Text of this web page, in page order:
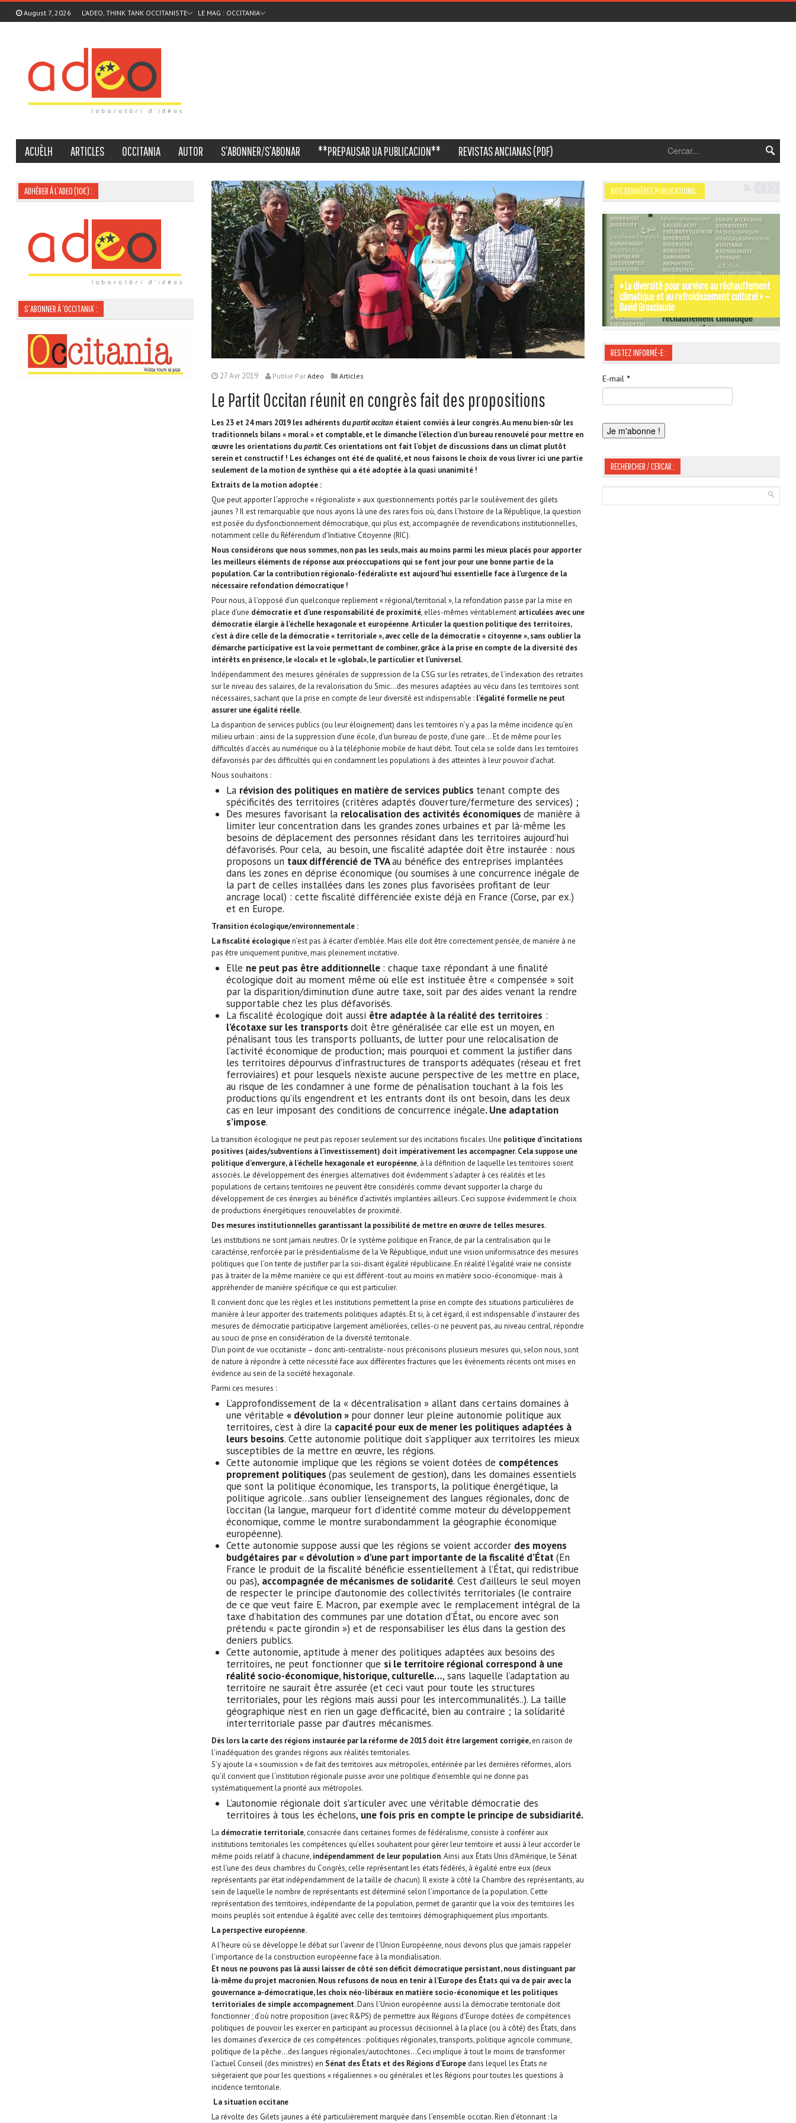
August 7, 2026 L’ADEO, THINK TANK OCCITANISTE LE MAG : OCCITANIA
ACUÈLH ARTICLES OCCITANIA AUTOR S’ABONNER/S’ABONAR **PREPAUSAR UA PUBLICACION** REVISTAS ANCIANAS (PDF)
ADHÉRER À L’ADEO (10€) :
S’ABONNER À ‘OCCITANIA’ :
27 Avr 2019 Publié Par Adeo Articles
Le Partit Occitan réunit en congrès fait des propositions
Les 23 et 24 mars 2019 les adhérents dupartit occitan étaient conviés à leur congrès. Au menu bien-sûr les
traditionnels bilans « moral » et comptable, et le dimanche l’élection d’un bureau renouvelé pour mettre en
œuvre les orientations dupartit. Ces orientations ont fait l’objet de discussions dans un climat plutôt
serein et constructif ! Les échanges ont été de qualité, et nous faisons le choix de vous livrer ici une partie
seulement de la motion de synthèse qui a été adoptée à la quasi unanimité !
Extraits de la motion adoptée :
Que peut apporter l’approche « régionaliste » aux questionnements portés par le soulèvement des gilets
jaunes ? Il est remarquable que nous ayons là une des rares fois où, dans l’histoire de la République, la question
est posée du dysfonctionnement démocratique, qui plus est, accompagnée de revendications institutionnelles,
notamment celle du Référendum d’Initiative Citoyenne (RIC).
Nous considérons que nous sommes, non pas les seuls, mais au moins parmi les mieux placés pour apporter
les meilleurs éléments de réponse aux préoccupations qui se font jour pour une bonne partie de la
population. Car la contribution régionalo-fédéraliste est aujourd’hui essentielle face à l’urgence de la
nécessaire refondation démocratique !
Pour nous, à l’opposé d’un quelconque repliement « régional/territorial », la refondation passe par la mise en
place d’une démocratie et d’une responsabilité de proximité, elles-mêmes véritablement articulées avec une
démocratie élargie à l’échelle hexagonale et européenne.Articuler la question politique des territoires,
c’est à dire celle de la démocratie « territoriale », avec celle de la démocratie « citoyenne », sans oublier la
démarche participative est la voie permettant de combiner, grâce à la prise en compte de la diversité des
intérêts en présence, le «local» et le «global», le particulier et l’universel.
Indépendamment des mesures générales de suppression de la CSG sur les retraites, de l’indexation des retraites
sur le niveau des salaires, de la revalorisation du Smic…des mesures adaptées au vécu dans les territoires sont
nécessaires, sachant que la prise en compte de leur diversité est indispensable : l’égalité formelle ne peut
assurer une égalité réelle.
La disparition de services publics (ou leur éloignement) dans les territoires n’y a pas la même incidence qu’en
milieu urbain : ainsi de la suppression d’une école, d’un bureau de poste, d’une gare… Et de même pour les
difficultés d’accès au numérique ou à la téléphonie mobile de haut débit. Tout cela se solde dans les territoires
défavorisés par des difficultés qui en condamnent les populations à des atteintes à leur pouvoir d’achat.
Nous souhaitons :
La révision des politiques en matière de services publics tenant compte des
spécificités des territoires (critères adaptés d’ouverture/fermeture des services) ;
Des mesures favorisant la relocalisation des activités économiques de manière à
limiter leur concentration dans les grandes zones urbaines et par là-même les
besoins de déplacement des personnes résidant dans les territoires aujourd’hui
défavorisés. Pour cela, au besoin, une fiscalité adaptée doit être instaurée : nous
proposons un taux différencié de TVAau bénéfice des entreprises implantées
dans les zones en déprise économique (ou soumises à une concurrence inégale de
la part de celles installées dans les zones plus favorisées profitant de leur
ancrage local) : cette fiscalité différenciée existe déjà en France (Corse, par ex.)
et en Europe.
Transition écologique/environnementale :
La fiscalité écologiquen’est pas à écarter d’emblée. Mais elle doit être correctement pensée, de manière à ne
pas être uniquement punitive, mais pleinement incitative.
Elle ne peut pas être additionnelle : chaque taxe répondant à une finalité
écologique doit au moment même où elle est instituée être « compensée » soit
par la disparition/diminution d’une autre taxe, soit par des aides venant la rendre
supportable chez les plus défavorisés.
La fiscalité écologique doit aussi être adaptée à la réalité des territoires :
l’écotaxe sur les transports doit être généralisée car elle est un moyen, en
pénalisant tous les transports polluants, de lutter pour une relocalisation de
l’activité économique de production; mais pourquoi et comment la justifier dans
les territoires dépourvus d’infrastructures de transports adéquates (réseau et fret
ferroviaires) et pour lesquels n’existe aucune perspective de les mettre en place,
au risque de les condamner à une forme de pénalisation touchant à la fois les
productions qu’ils engendrent et les entrants dont ils ont besoin, dans les deux
cas en leur imposant des conditions de concurrence inégale. Une adaptation
s’impose.
La transition écologique ne peut pas reposer seulement sur des incitations fiscales. Une politique d’incitations
positives (aides/subventions à l’investissement) doit impérativement les accompagner. Cela suppose une
politique d’envergure, à l’échelle hexagonale et européenne, à la définition de laquelle les territoires soient
associés. Le développement des énergies alternatives doit évidemment s’adapter à ces réalités et les
populations de certains territoires ne peuvent être considérés comme devant supporter la charge du
développement de ces énergies au bénéfice d’activités implantées ailleurs. Ceci suppose évidemment le choix
de productions énergétiques renouvelables de proximité.
Des mesures institutionnelles garantissant la possibilité de mettre en œuvre de telles mesures.
Les institutions ne sont jamais neutres. Or le système politique en France, de par la centralisation qui le
caractérise, renforcée par le présidentialisme de la Ve République, induit une vision uniformisatrice des mesures
politiques que l’on tente de justifier par la soi-disant égalité républicaine. En réalité l’égalité vraie ne consiste
pas à traiter de la même manière ce qui est différent -tout au moins en matière socio-économique- mais à
appréhender de manière spécifique ce qui est particulier.
Il convient donc que les règles et les institutions permettent la prise en compte des situations particulières de
manière à leur apporter des traitements politiques adaptés. Et si, à cet égard, il est indispensable d’instaurer des
mesures de démocratie participative largement améliorées, celles-ci ne peuvent pas, au niveau central, répondre
au souci de prise en considération de la diversité territoriale.
D’un point de vue occitaniste – donc anti-centraliste- nous préconisons plusieurs mesures qui, selon nous, sont
de nature à répondre à cette nécessité face aux différentes fractures que les évènements récents ont mises en
évidence au sein de la société hexagonale.
Parmi ces mesures :
L’approfondissement de la « décentralisation » allant dans certains domaines à
une véritable « dévolution » pour donner leur pleine autonomie politique aux
territoires, c’est à dire la capacité pour eux de mener les politiques adaptées à
leurs besoins. Cette autonomie politique doit s’appliquer aux territoires les mieux
susceptibles de la mettre en œuvre, les régions.
Cette autonomie implique que les régions se voient dotées de compétences
proprement politiques (pas seulement de gestion), dans les domaines essentiels
que sont la politique économique, les transports, la politique énergétique, la
politique agricole…sans oublier l’enseignement des langues régionales, donc de
l’occitan (la langue, marqueur fort d’identité comme moteur du développement
économique, comme le montre surabondamment la géographie économique
européenne).
Cette autonomie suppose aussi que les régions se voient accorder des moyens
budgétaires par « dévolution » d’une part importante de la fiscalité d’État(En
France le produit de la fiscalité bénéficie essentiellement à l’État, qui redistribue
ou pas), accompagnée de mécanismes de solidarité. C’est d’ailleurs le seul moyen
de respecter le principe d’autonomie des collectivités territoriales (le contraire
de ce que veut faire E. Macron, par exemple avec le remplacement intégral de la
taxe d’habitation des communes par une dotation d’État, ou encore avec son
prétendu « pacte girondin ») et de responsabiliser les élus dans la gestion des
deniers publics.
Cette autonomie, aptitude à mener des politiques adaptées aux besoins des
territoires, ne peut fonctionner que si le territoire régional correspond à une
réalité socio-économique, historique, culturelle…, sans laquelle l’adaptation au
territoire ne saurait être assurée (et ceci vaut pour toute les structures
territoriales, pour les régions mais aussi pour les intercommunalités..). La taille
géographique n’est en rien un gage d’efficacité, bien au contraire ; la solidarité
interterritoriale passe par d’autres mécanismes.
Dès lors la carte des régions instaurée par la réforme de 2015 doit être largement corrigée,en raison de
l’inadéquation des grandes régions aux réalités territoriales.
S’y ajoute la « soumission » de fait des territoires aux métropoles, entérinée par les dernières réformes, alors
qu’il convient que l’institution régionale puisse avoir une politique d’ensemble qui ne donne pas
systématiquement la priorité aux métropoles.
L’autonomie régionale doit s’articuler avec une véritable démocratie des
territoires à tous les échelons, une fois pris en compte le principe de subsidiarité.
La démocratie territoriale, consacrée dans certaines formes de fédéralisme, consiste à conférer aux
institutions territoriales les compétences qu’elles souhaitent pour gérer leur territoire et aussi à leur accorder le
même poids relatif à chacune, indépendamment de leur population. Ainsi aux États Unis d’Amérique, le Sénat
est l’une des deux chambres du Congrès, celle représentant les états fédérés, à égalité entre eux (deux
représentants par état indépendamment de la taille de chacun). Il existe à côté la Chambre des représentants, au
sein de laquelle le nombre de représentants est déterminé selon l’importance de la population. Cette
représentation des territoires, indépendante de la population, permet de garantir que la voix des territoires les
moins peuplés soit entendue à égalité avec celle des territoires démographiquement plus importants.
La perspective européenne.
A l’heure où se développe le débat sur l’avenir de l’Union Européenne, nous devons plus que jamais rappeler
l’importance de la construction européenne face à la mondialisation.
Et nous ne pouvons pas là aussi laisser de côté son déficit démocratique persistant, nous distinguant par
là-même du projet macronien. Nous refusons de nous en tenir à l’Europe des États qui va de pair avec la
gouvernance a-démocratique, les choix néo-libéraux en matière socio-économique et les politiques
territoriales de simple accompagnement.Dans l’Union européenne aussi la démocratie territoriale doit
fonctionner ; d’où notre proposition (avec R&PS) de permettre aux Régions d’Europe dotées de compétences
politiques de pouvoir les exercer en participant au processus décisionnel à la place (ou à côté) des États, dans
les domaines d’exercice de ces compétences : politiques régionales, transports, politique agricole commune,
politique de la pêche…des langues régionales/autochtones…Ceci implique à tout le moins de transformer
l’actuel Conseil (des ministres) en Sénat des États et des Régions d’Europe dans lequel les États ne
siègeraient que pour les questions « régaliennes » ou générales et les Régions pour toutes les questions à
incidence territoriale.
La situation occitane
La révolte des Gilets jaunes a été particulièrement marquée dans l’ensemble occitan. Rien d’étonnant : la
NOS DERNIÈRES PUBLICATIONS :
Navigation
« La diversité pour survivre au réchauffement
climatique et au refroidissement culturel » —
David Grosclaude
Par les rues et les chemins de SIGNES-SIGNA –
Gérard Tautil
Occitània Moments d’Histoire de Jordi
LABOUYSSE
RESTEZ INFORMÉ-E :
E-mail *
RECHERCHER / CERCAR :